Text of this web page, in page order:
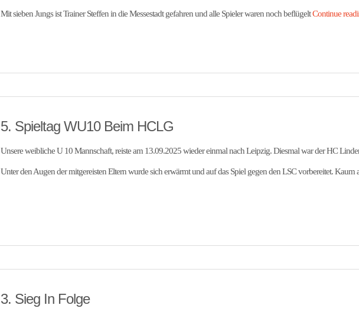
Mit sieben Jungs ist Trainer Steffen in die Messestadt gefahren und alle Spieler waren noch beflügeltContinue
5. Spieltag WU10 Beim HCLG
Unsere weibliche U 10 Mannschaft, reiste am 13.09.2025 wieder einmal nach Leipzig. Diesmal war der HC
Unter den Augen der mitgereisten Eltern wurde sich erwärmt und auf das Spiel gegen den LSC vorbereitet. Kaum
3. Sieg In Folge